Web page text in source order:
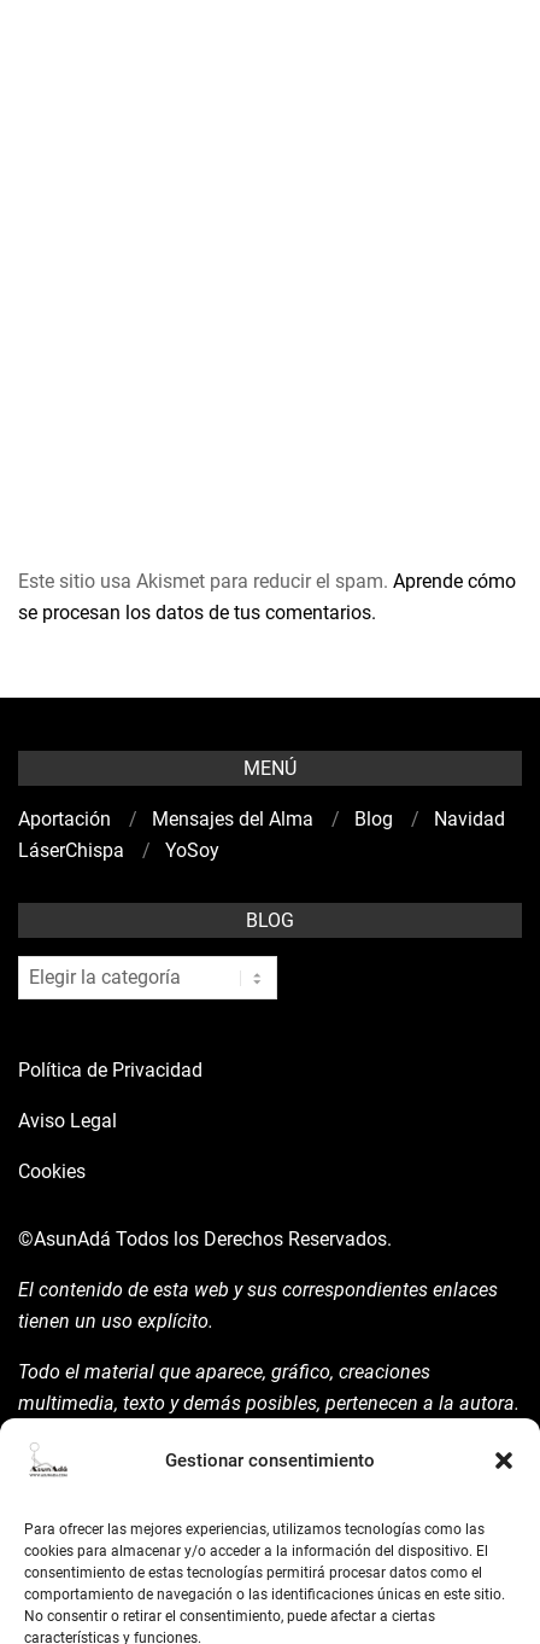
Gestionar consentimiento
Para ofrecer las mejores experiencias, utilizamos tecnologías como las
cookies para almacenar y/o acceder a la información del dispositivo. El
consentimiento de estas tecnologías permitirá procesar datos como el
comportamiento de navegación o las identificaciones únicas en este sitio.
No consentir o retirar el consentimiento, puede afectar a ciertas
características y funciones.
Este sitio usa Akismet para reducir el spam. Aprende cómo
se procesan los datos de tus comentarios.
MENÚ
Aportación Mensajes del Alma Blog
Navidad
LáserChispa
YoSoy
BLOG
blog
Política de Privacidad
Aviso Legal
Cookies
©AsunAdá Todos los Derechos Reservados.
El contenido de esta web y sus correspondientes enlaces
tienen un uso explícito.
Todo el material que aparece, gráfico, creaciones
multimedia, texto y demás posibles, pertenecen a la autora.
la mism para ello.
©AsunAdá ​Gracias.